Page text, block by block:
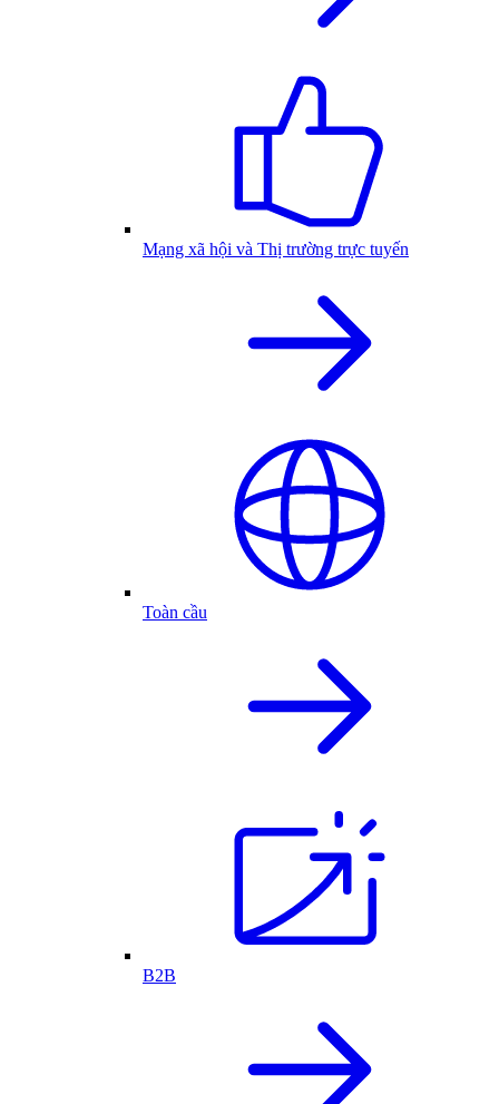
Mạng xã hội và Thị trường trực tuyến
Toàn cầu
B2B